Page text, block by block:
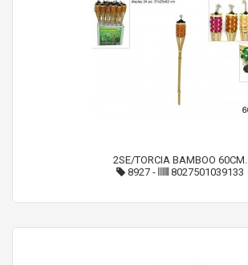
2SE/TORCIA BAMBOO 60CM.
8927- 8027501039133